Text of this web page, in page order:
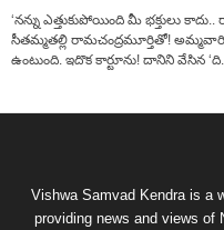
‘నన్ను ఎత్తుకుపోయింది మీ భక్తులు
సీతమ్మతల్లి రామచంద్రమూర్తితో!
ఉంటుంది. ఇదొక కార్టూను! దానిని వేసిన ‘ది...
Vishwa Samvad Kendra is a
providing news and views of